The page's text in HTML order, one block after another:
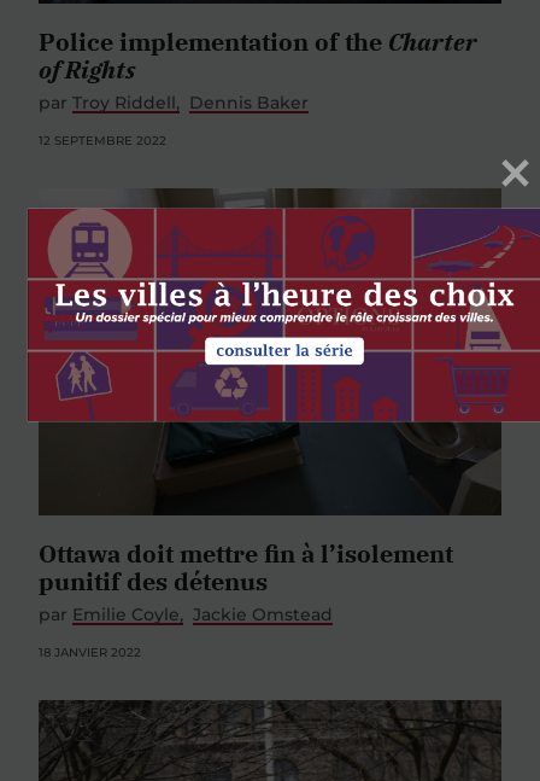
Police implementation of the Charter
of Rights
par Troy Riddell Dennis Baker
12 SEPTEMBRE 2022
Ottawa doit mettre fin à l’isolement
punitif des détenus
par Emilie Coyle Jackie Omstead
18 JANVIER 2022